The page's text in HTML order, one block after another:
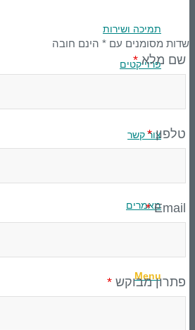
תמיכה ושירות
פרוייקטים
צור קשר
מאמרים
Menu
שדות מסומנים עם * הינם חובה
שם מלא*
טלפון*
Email
*
פתרון מבוקש *